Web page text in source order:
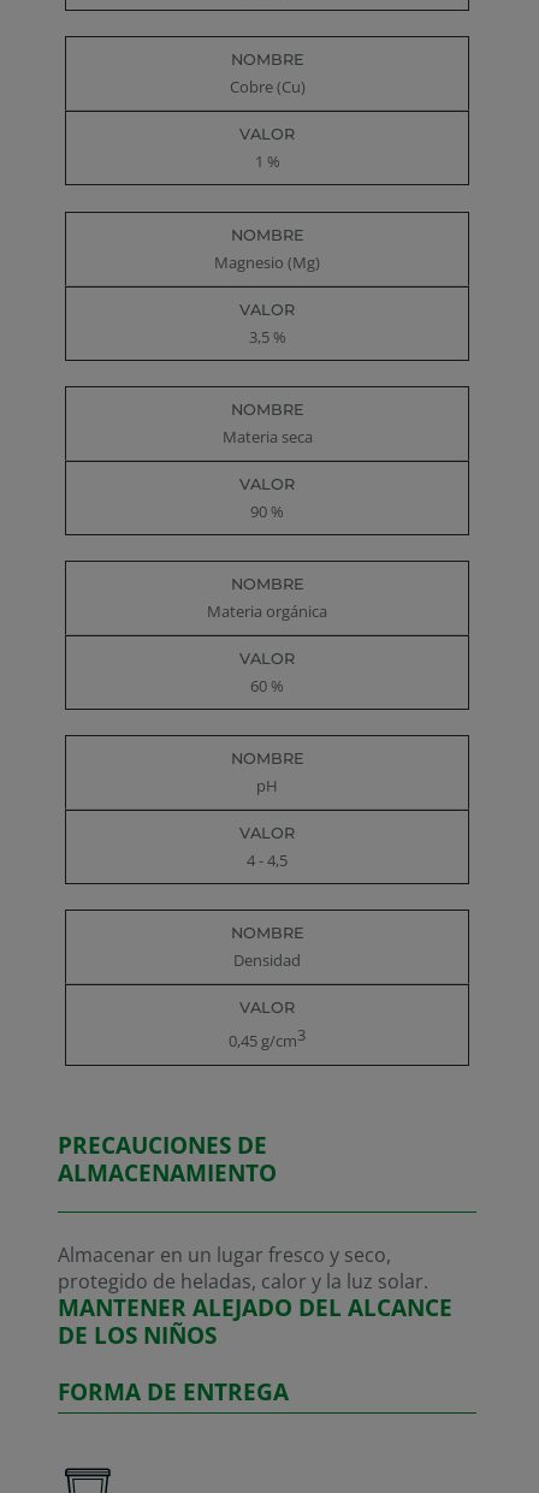
Cobre (Cu)
1 %
Magnesio (Mg)
3,5 %
Materia seca
90 %
Materia orgánica
60 %
pH
4 - 4,5
Densidad
0,45 g/cm3
PRECAUCIONES DE
ALMACENAMIENTO
Almacenar en un lugar fresco y seco,
protegido de heladas, calor y la luz solar.
MANTENER ALEJADO DEL ALCANCE
DE LOS NIÑOS
FORMA DE ENTREGA